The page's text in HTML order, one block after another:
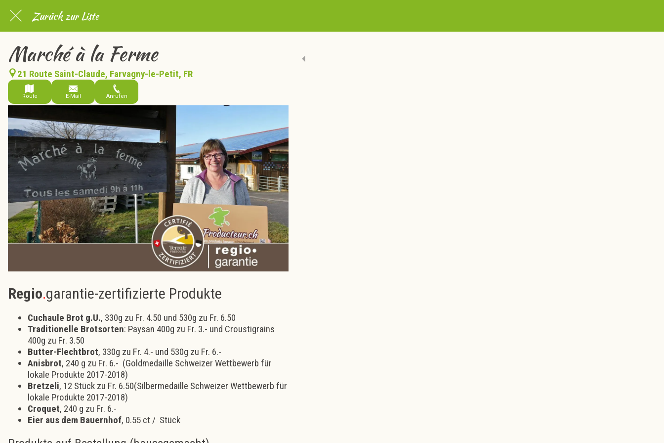
Zurück zur Liste
Marché à la Ferme
21 Route Saint-Claude, Farvagny-le-Petit, FR
Route E-Mail Anrufen
Regio.garantie-zertifizierte Produkte
Cuchaule Brot g.U., 330g zu Fr. 4.50 und 530g zu Fr. 6.50
Traditionelle Brotsorten: Paysan 400g zu Fr. 3.- und Croustigrains
400g zu Fr. 3.50
Butter-Flechtbrot, 330g zu Fr. 4.- und 530g zu Fr. 6.-
Anisbrot, 240 g zu Fr. 6.- (Goldmedaille Schweizer Wettbewerb für
lokale Produkte 2017-2018)
Bretzeli, 12 Stück zu Fr. 6.50(Silbermedaille Schweizer Wettbewerb für
lokale Produkte 2017-2018)
Croquet, 240 g zu Fr. 6.-
Eier aus dem Bauernhof, 0.55 ct / Stück